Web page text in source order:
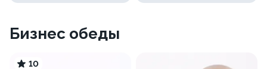
Бизнес обеды
10